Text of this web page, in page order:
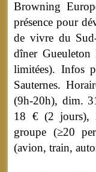
Browning
présence pour
de vivre du
dîner Gueuleton
limitées). Infos
Sauternes.
(9h-20h), dim.
18 € (2 jours),
groupe (≥20
(avion, train,